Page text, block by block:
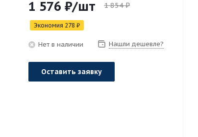
1 576 ₽/шт 1 854₽
Экономия 278 ₽
Нет в наличии Нашли дешевле?
Оставить заявку